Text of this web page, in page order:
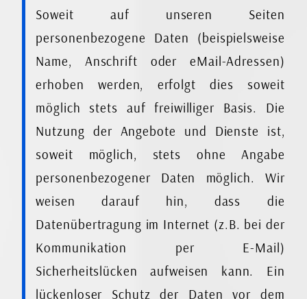
Soweit auf unseren Seiten
personenbezogene Daten (beispielsweise
Name, Anschrift oder eMail-Adressen)
erhoben werden, erfolgt dies soweit
möglich stets auf freiwilliger Basis. Die
Nutzung der Angebote und Dienste ist,
soweit möglich, stets ohne Angabe
personenbezogener Daten möglich. Wir
weisen darauf hin, dass die
Datenübertragung im Internet (z.B. bei der
Kommunikation per E-Mail)
Sicherheitslücken aufweisen kann. Ein
lückenloser Schutz der Daten vor dem